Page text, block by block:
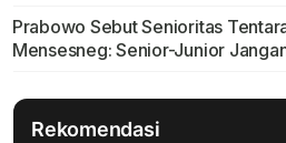
Prabowo Sebut Senioritas
Mensesneg: Senior-Junior
Rekomendasi